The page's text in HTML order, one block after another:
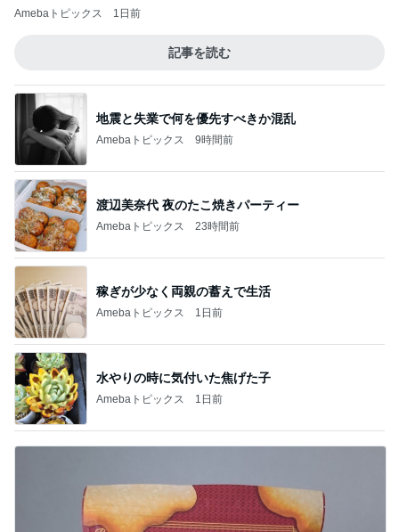
Amebaトピックス 1日前
記事を読む
地震と失業で何を優先すべきか混乱
Amebaトピックス 9時間前
渡辺美奈代 夜のたこ焼きパーティー
Amebaトピックス 23時間前
稼ぎが少なく両親の蓄えで生活
Amebaトピックス 1日前
水やりの時に気付いた焦げた子
Amebaトピックス 1日前